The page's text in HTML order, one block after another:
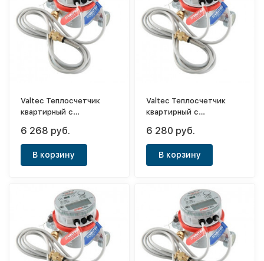
Valtec Теплосчетчик
квартирный с
расходомером RS-485
1,5 м3/час (прямой)
6 268 руб.
В корзину
Valtec Теплосчетчик
квартирный с
расходомером M-BUS
0,6 м3/час (прямой)
6 280 руб.
В корзину